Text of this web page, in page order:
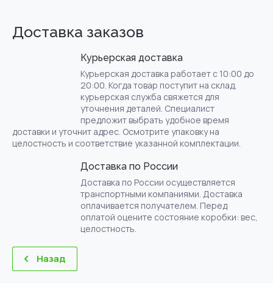
Доставка заказов
Курьерская доставка
Курьерская доставка работает с 10:00 до
20:00. Когда товар поступит на склад,
курьерская служба свяжется для
уточнения деталей. Специалист
предложит выбрать удобное время
доставки и уточнит адрес. Осмотрите упаковку на
целостность и соответствие указанной комплектации.
Доставка по России
Доставка по России осуществляется
транспортными компаниями. Доставка
оплачивается получателем. Перед
оплатой оцените состояние коробки: вес,
целостность.
Назад